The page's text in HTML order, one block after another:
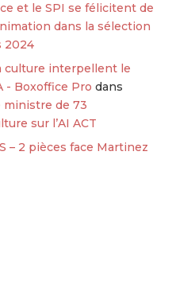
et le SPI se félicitent de
dans la sélection
2024
culture interpellent le
- Boxoffice Pro dans
ministre de 73
sur l’AI ACT
– 2 pièces face Martinez